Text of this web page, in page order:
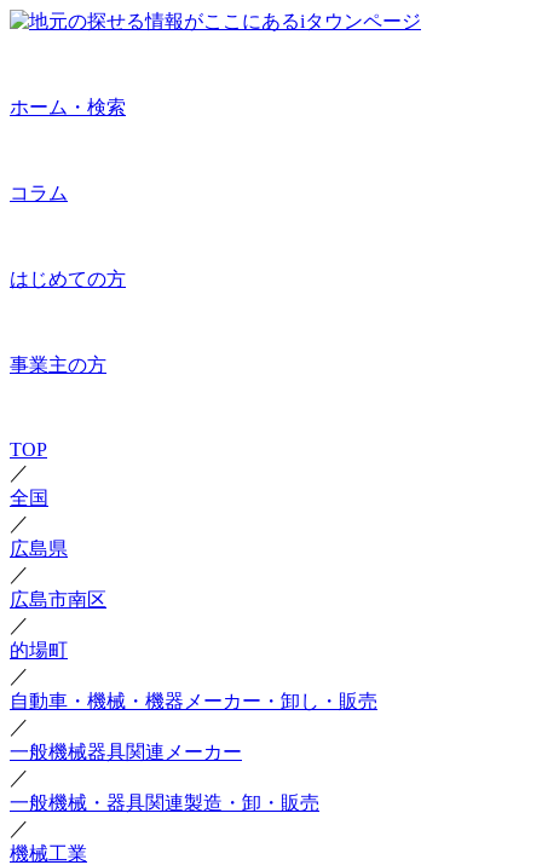
ホーム・検索
コラム
はじめての方
事業主の方
TOP
／
全国
／
広島県
／
広島市南区
／
的場町
／
自動車・機械・機器メーカー・卸し・販売
／
一般機械器具関連メーカー
／
一般機械・器具関連製造・卸・販売
／
機械工業